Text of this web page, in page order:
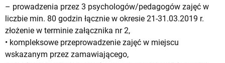
– prowadzenia przez 3 psychologów/pedagogów zajęć w
liczbie min. 80 godzin łącznie w okresie 21-31.03.2019 r.
złożenie w terminie załącznika nr 2,
• kompleksowe przeprowadzenie zajęć w miejscu
wskazanym przez zamawiającego,